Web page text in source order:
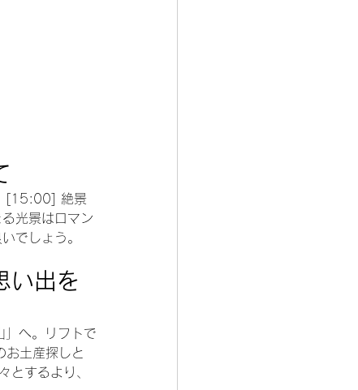
[15:00] 絶景
光景はロマン
でしょう。
い出を
」へ。リフトで
土産探しと
とするより、